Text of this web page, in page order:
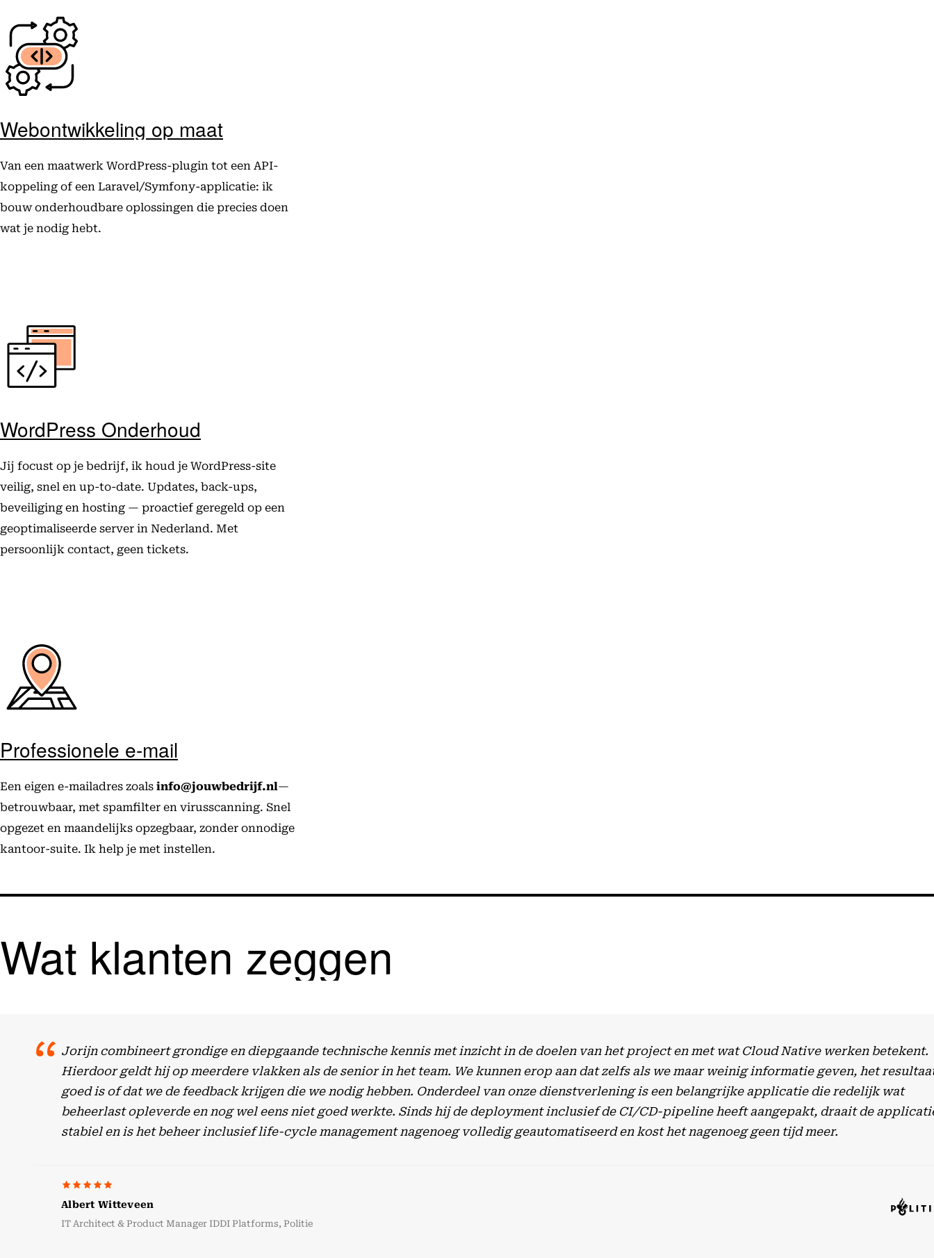
Webontwikkeling op maat
Van een maatwerk WordPress-plugin tot een API-
koppeling of een Laravel/Symfony-applicatie: ik
bouw onderhoudbare oplossingen die precies doen
wat je nodig hebt.
WordPress Onderhoud
Jij focust op je bedrijf, ik houd je WordPress-site
veilig, snel en up-to-date. Updates, back-ups,
beveiliging en hosting — proactief geregeld op een
geoptimaliseerde server in Nederland. Met
persoonlijk contact, geen tickets.
Professionele e-mail
Een eigen e-mailadres zoals info@jouwbedrijf.nl—
betrouwbaar, met spamfilter en virusscanning. Snel
opgezet en maandelijks opzegbaar, zonder onnodige
kantoor-suite. Ik help je met instellen.
Wat klanten zeggen
Jorijn combineert grondige en diepgaande technische kennis met inzicht in de doelen van het project en met wat Cloud Native werken betekent.
Hierdoor geldt hij op meerdere vlakken als de senior in het team. We kunnen erop aan dat zelfs als we maar weinig informatie geven, het
goed is of dat we de feedback krijgen die we nodig hebben. Onderdeel van onze dienstverlening is een belangrijke applicatie die redelijk wat
beheerlast opleverde en nog wel eens niet goed werkte. Sinds hij de deployment inclusief de CI/CD-pipeline heeft aangepakt, draait de
stabiel en is het beheer inclusief life-cycle management nagenoeg volledig geautomatiseerd en kost het nagenoeg geen tijd meer.
Albert Witteveen
IT Architect & Product Manager IDDI Platforms, Politie